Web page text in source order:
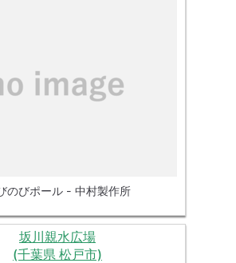
のびポール - 中村製作所
坂川親水広場
(千葉県 松戸市)